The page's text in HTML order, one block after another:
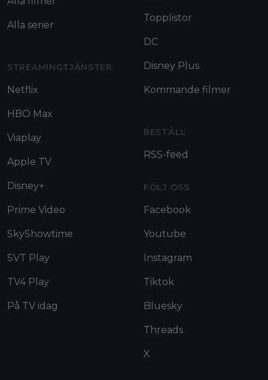
Alla serier
STREAMINGTJÄNSTER
Netflix
HBO Max
Viaplay
Apple TV
Disney+
Prime Video
SkyShowtime
SVT Play
TV4 Play
På TV idag
Topplistor
DC
Disney Plus
Kommande filmer
BESTÄLL
RSS-feed
FÖLJ OSS
Facebook
Youtube
Instagram
Tiktok
Bluesky
Threads
X